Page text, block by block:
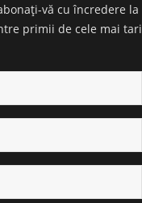
vă cu încredere la
primii de cele mai tari